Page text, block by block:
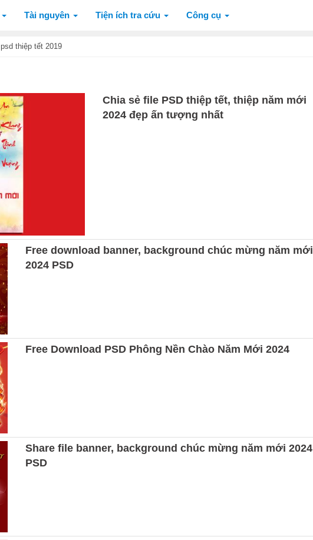
Tài nguyên Tiện ích tra cứu Công cụ
psd thiệp tết 2019
Chia sẻ file PSD thiệp tết, thiệp năm mới
2024 đẹp ấn tượng nhất
Free download banner, background chúc mừng năm mới
2024 PSD
Free Download PSD Phông Nền Chào Năm Mới 2024
Share file banner, background chúc mừng năm mới 2024
PSD